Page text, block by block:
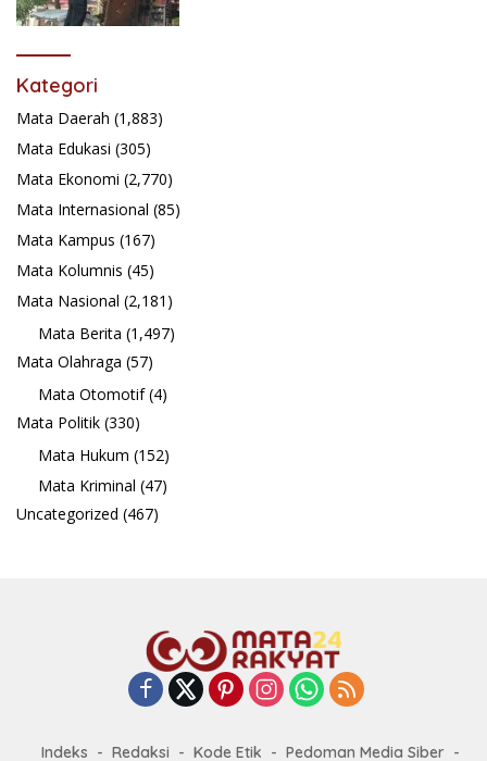
Kategori
Mata Daerah (1,883)
Mata Edukasi (305)
Mata Ekonomi (2,770)
Mata Internasional (85)
Mata Kampus (167)
Mata Kolumnis (45)
Mata Nasional (2,181)
Mata Berita (1,497)
Mata Olahraga (57)
Mata Otomotif(4)
Mata Politik (330)
Mata Hukum (152)
Mata Kriminal (47)
Uncategorized (467)
Indeks Redaksi Kode Etik Pedoman Media Siber